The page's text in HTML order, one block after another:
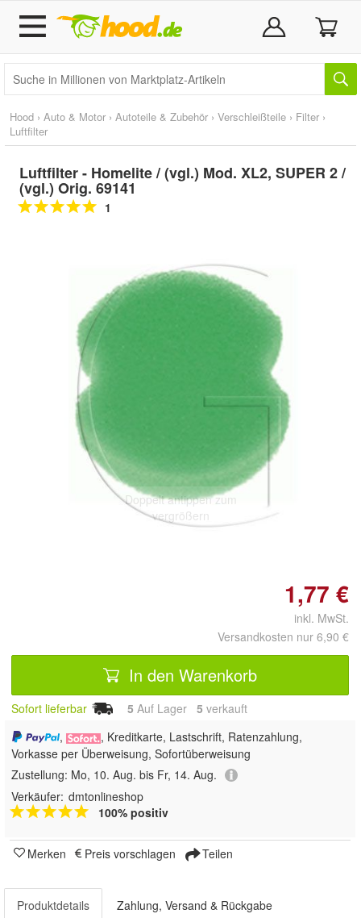
Hood › Auto & Motor › Autoteile & Zubehör › Verschleißteile › Filter ›
Luftfilter
Luftfilter - Homelite / (vgl.) Mod. XL2, SUPER 2 /
(vgl.) Orig. 69141
1
Doppelt antippen zum
vergrößern
1,77 €
inkl. MwSt.
Versandkosten nur 6,90 €
In den Warenkorb
Sofort lieferbar 5 Auf Lager 5 verkauft
,
, Kreditkarte, Lastschrift, Ratenzahlung,
Vorkasse per Überweisung, Sofortüberweisung
Zustellung: Mo, 10. Aug. bis Fr, 14. Aug.
Verkäufer: dmtonlineshop
100% positiv
Merken Preis vorschlagen Teilen
Produktdetails Zahlung, Versand & Rückgabe